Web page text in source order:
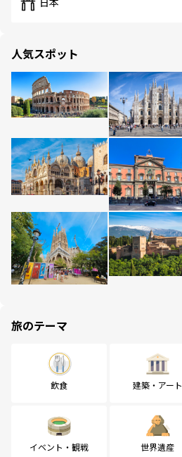
日本
人気スポット
旅のテーマ
飲食 建築・アート
イベント・観戦 世界遺産